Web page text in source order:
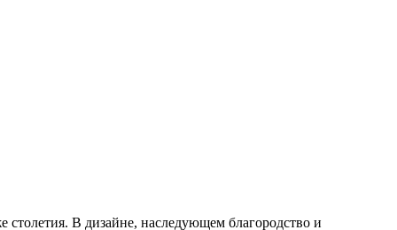
В дизайне, наследующем благородство и